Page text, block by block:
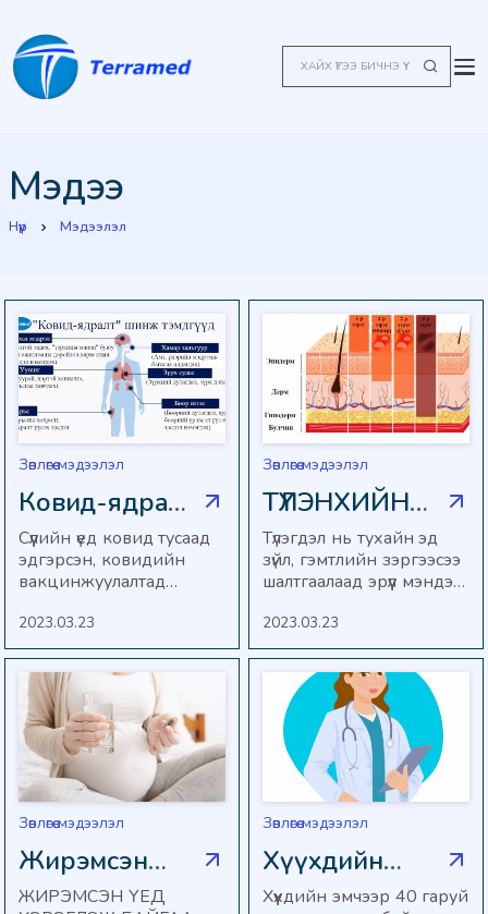
Мэдээ
Нүүр Мэдээлэл
Зөвлөгөө мэдээлэл
Ковид-ядралт
гэж юу вэ ?
Сүүлийн үед ковид тусаад
эдгэрсэн, ковидийн
вакцинжуулалтад
сульдах, амьсгаадах,
нойрмоглох,
шалтгаангүйгээр ядрах,
ой санамж доройтох
шинж тэмдэг цөөнгүй
илрэх боллоо. Энэ шинж
тэмдгүүдийг олон улсад
Ковид-ядралт гэж
нэрлэсэн байна.
2023.03.23
Зөвлөгөө мэдээлэл
ТҮЛЭНХИЙН
ЗЭРЭГ
Түлэгдэл нь тухайн эд
зүйл, гэмтлийн зэргээсээ
шалтгаалаад эрүүл мэндэд
халтай эрсдэлүүдийг
үүсгэдэг.
2023.03.23
Зөвлөгөө мэдээлэл
Жирэмсэн
үеийн эмийн
ЖИРЭМСЭН ҮЕД
Зөвлөгөө мэдээлэл
Хүүхдийн
эмчээр 40
Хүүхдийн эмчээр 40 гаруй